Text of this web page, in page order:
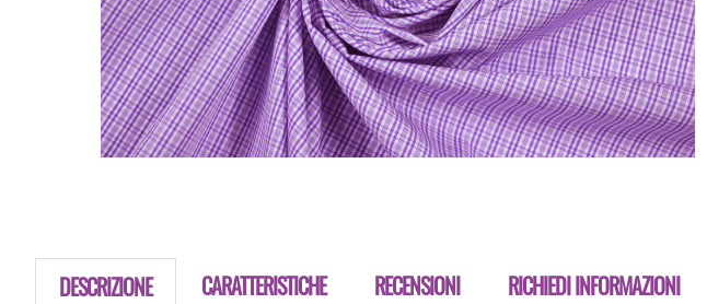
DESCRIZIONE CARATTERISTICHE RECENSIONI RICHIEDI INFORMAZIONI